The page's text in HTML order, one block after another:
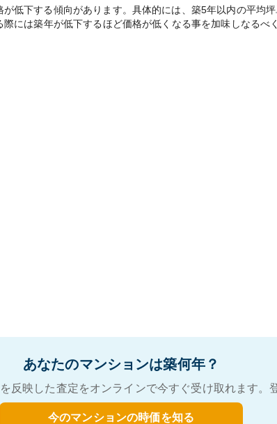
低下する傾向があります。具体的には、築5年以内の平均
には築年が低下するほど価格が低くなる事を加味しなるべ
あなたのマンションは築何年？
反映した査定をオンラインで今すぐ受け取れます。
今のマンションの時価を知る